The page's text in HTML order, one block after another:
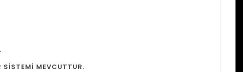
SİSTEMİ MEVCUTTUR.